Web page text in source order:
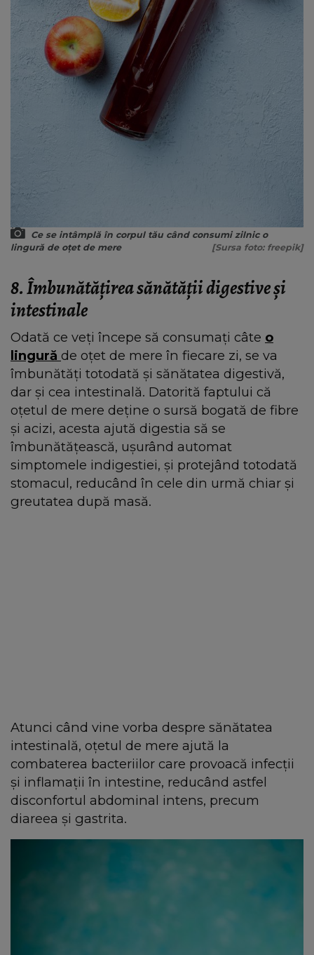
Ce se intâmplă în corpul tău când consumi zilnic o
lingură de oțet de mere
[Sursa foto: freepik]
8. Îmbunătățirea sănătății digestive și
intestinale
Odată ce veți începe să consumați câte o
lingură de oțet de mere în fiecare zi, se va
îmbunătăți totodată și sănătatea digestivă,
dar și cea intestinală. Datorită faptului că
oțetul de mere deține o sursă bogată de fibre
și acizi, acesta ajută digestia să se
îmbunătățească, ușurând automat
simptomele indigestiei, și protejând totodată
stomacul, reducând în cele din urmă chiar și
greutatea după masă.
Atunci când vine vorba despre sănătatea
intestinală, oțetul de mere ajută la
combaterea bacteriilor care provoacă infecții
și inflamații în intestine, reducând astfel
disconfortul abdominal intens, precum
diareea și gastrita.